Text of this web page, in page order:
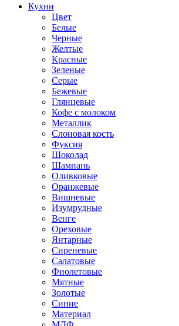
Кухни
Цвет
Белые
Черные
Желтые
Красные
Зеленые
Серые
Бежевые
Глянцевые
Кофе с молоком
Металлик
Слоновая кость
Фуксия
Шоколад
Шампань
Оливковые
Оранжевые
Вишневые
Изумрудные
Венге
Ореховые
Янтарные
Сиреневые
Салатовые
Фиолетовые
Мятные
Золотые
Синие
Материал